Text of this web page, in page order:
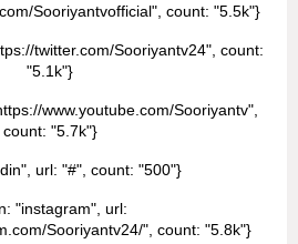
Sooriyantvofficial", count: "5.5k"}
twitter.com/Sooriyantv24", count:
"5.1k"}
www.youtube.com/Sooriyantv",
count: "5.7k"}
url: "#", count: "500"}
"instagram", url:
Sooriyantv24/", count: "5.8k"}